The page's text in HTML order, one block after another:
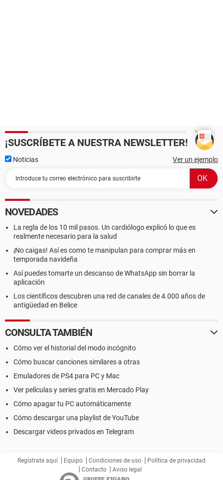
¡SUSCRÍBETE A NUESTRA NEWSLETTER!
Noticias Ver un ejemplo
NOVEDADES
La regla de los 10 mil pasos. Un cardiólogo explicó lo que es
realmente necesario para la salud
¡No caigas! Así es como te manipulan para comprar más en
temporada navideña
Así puedes tomarte un descanso de WhatsApp sin borrar la
aplicación
Los científicos descubren una red de canales de 4.000 años de
antigüedad en Belice
CONSULTA TAMBIÉN
Cómo ver el historial del modo incógnito
Cómo buscar canciones similares a otras
Emuladores de PS4 para PC y Mac
Ver películas y series gratis en Mercado Play
Cómo apagar tu PC automáticamente
Cómo descargar una playlist de YouTube
Descargar videos privados en Telegram
Regístrate aquí Equipo Condiciones de uso
Política de privacidad
Contacto
Aviso legal